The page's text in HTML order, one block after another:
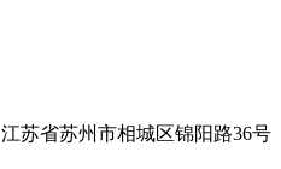
江苏省苏州市相城区锦阳路36号